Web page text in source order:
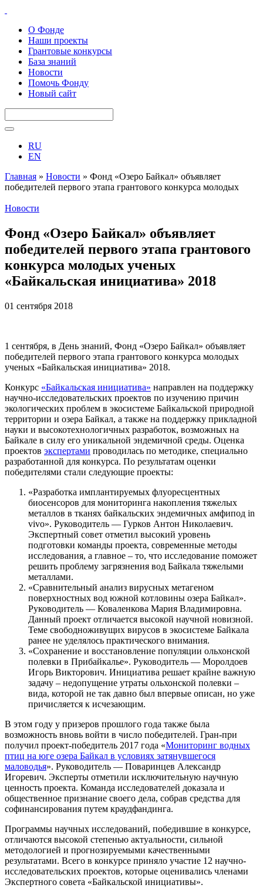
О Фонде
Наши проекты
Грантовые конкурсы
База знаний
Новости
Помочь Фонду
Новый сайт
RU
EN
Главная » Новости » Фонд «Озеро Байкал» объявляет
победителей первого этапа грантового конкурса молодых
Новости
Фонд «Озеро Байкал» объявляет
победителей первого этапа грантового
конкурса молодых ученых
«Байкальская инициатива» 2018
01 сентября 2018
1 сентября, в День знаний, Фонд «Озеро Байкал» объявляет
победителей первого этапа грантового конкурса молодых
ученых «Байкальская инициатива» 2018.
Конкурс «Байкальская инициатива» направлен на поддержку
научно-исследовательских проектов по изучению причин
экологических проблем в экосистеме Байкальской природной
территории и озера Байкал, а также на поддержку прикладной
науки и высокотехнологичных разработок, возможных на
Байкале в силу его уникальной эндемичной среды. Оценка
проектов экспертами проводилась по методике, специально
разработанной для конкурса. По результатам оценки
победителями стали следующие проекты:
«Разработка имплантируемых флуоресцентных
биосенсоров для мониторинга накопления тяжелых
металлов в тканях байкальских эндемичных амфипод in
vivo». Руководитель — Гурков Антон Николаевич.
Экспертный совет отметил высокий уровень
подготовки команды проекта, современные методы
исследования, а главное – то, что исследование поможет
решить проблему загрязнения вод Байкала тяжелыми
металлами.
«Сравнительный анализ вирусных метагеном
поверхностных вод южной котловины озера Байкал».
Руководитель — Коваленкова Мария Владимировна.
Данный проект отличается высокой научной новизной.
Теме свободноживущих вирусов в экосистеме Байкала
ранее не уделялось практического внимания.
«Сохранение и восстановление популяции ольхонской
полевки в Прибайкалье». Руководитель — Моролдоев
Игорь Викторович. Инициатива решает крайне важную
задачу – недопущение утраты ольхонской полевки –
вида, которой не так давно был впервые описан, но уже
причисляется к исчезающим.
В этом году у призеров прошлого года также была
возможность вновь войти в число победителей. Гран-при
получил проект-победитель 2017 года «Мониторинг водных
птиц на юге озера Байкал в условиях затянувшегося
маловодья». Руководитель — Поваринцев Александр
Игоревич. Эксперты отметили исключительную научную
ценность проекта. Команда исследователей доказала и
общественное признание своего дела, собрав средства для
софинансирования путем краудфандинга.
Программы научных исследований, победившие в конкурсе,
отличаются высокой степенью актуальности, сильной
методологией и прогнозируемыми качественными
результатами. Всего в конкурсе приняло участие 12 научно-
исследовательских проектов, которые оценивались членами
Экспертного совета «Байкальской инициативы».